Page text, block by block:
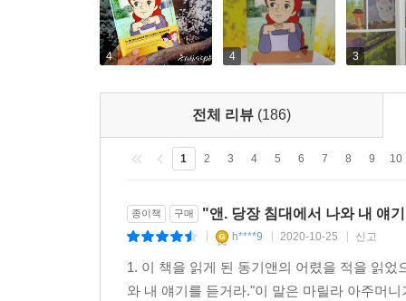
“빨강 머리라면 착한 아이보다는 나쁜 아이가 되
느님이 뜻하신 바가 있어서 제 머리를 빨갛게 만
--- 「7장, 앤이 기도하다」 중에서
“이런, 확실히 두 사람이 얼굴을 보고 결정한 것
앤은 머리부터 발끝까지 부들부들 떨면서, 발까지
“저는 아주머니가 싫어요. 아주머니 같은 사람 싫
정도 없는 사람이에요! 뚱뚱하고 둔하고 상상력
--- 「9장, 레이철 린드 부인이 제대로 충격을 받다
4 4 3
전체 리뷰 (186)
1 2 3 4 5 6 7 8 9 10
종이책 구매 "앤. 당장 침대에서 나와 내 얘
h****9 2020-10-25 신고
1. 이 책을 읽게 된 동기앤의 어렸을 적을 읽
와 내 얘기를 듣거라."이 말은 마릴라 아주머